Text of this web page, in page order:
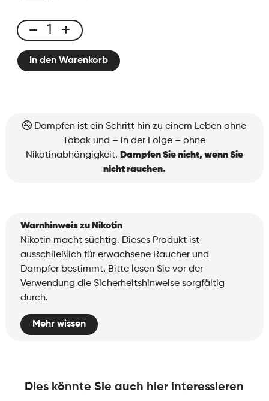
E-
liquid
10mlIn den Warenkorb
Dampfen ist ein Schritt hin zu einem Leben ohne
Tabak und – in der Folge – ohne
Nikotinabhängigkeit. Dampfen Sie nicht, wenn Sie
nicht rauchen.
Warnhinweis zu Nikotin
Nikotin macht süchtig. Dieses Produkt ist
ausschließlich für erwachsene Raucher und
Dampfer bestimmt. Bitte lesen Sie vor der
Verwendung die Sicherheitshinweise sorgfältig
durch.
Mehr wissen
Dies könnte Sie auch hier interessieren